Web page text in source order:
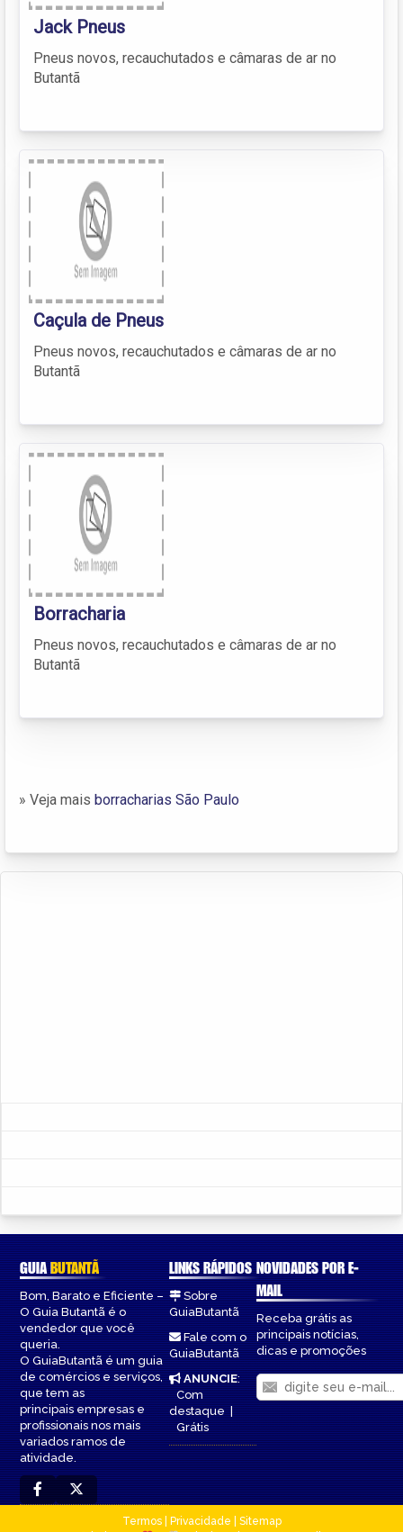
Jack Pneus
Pneus novos, recauchutados e câmaras de ar no
Butantã
Caçula de Pneus
Pneus novos, recauchutados e câmaras de ar no
Butantã
Borracharia
Pneus novos, recauchutados e câmaras de ar no
Butantã
» Veja mais borracharias São Paulo
GUIABUTANTÃ
Bom, Barato e Eficiente –
O Guia Butantã é o
vendedor que você
queria.
O GuiaButantã é um guia
de comércios e serviços,
que tem as
principais empresas e
profissionais nos mais
variados ramos de
atividade.
LINKS RÁPIDOS
Sobre
GuiaButantã
Fale com o
GuiaButantã
ANUNCIE:
Com
destaque|
Grátis
NOVIDADES POR E-
MAIL
Receba grátis as
principais notícias,
dicas e promoções
Termos| Privacidade
Sitemap